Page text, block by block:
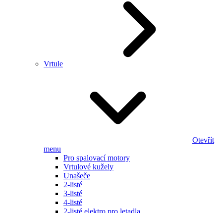
Vrtule
Otevřít
menu
Pro spalovací motory
Vrtulové kužely
Unašeče
2-listé
3-listé
4-listé
2-listé elektro pro letadla